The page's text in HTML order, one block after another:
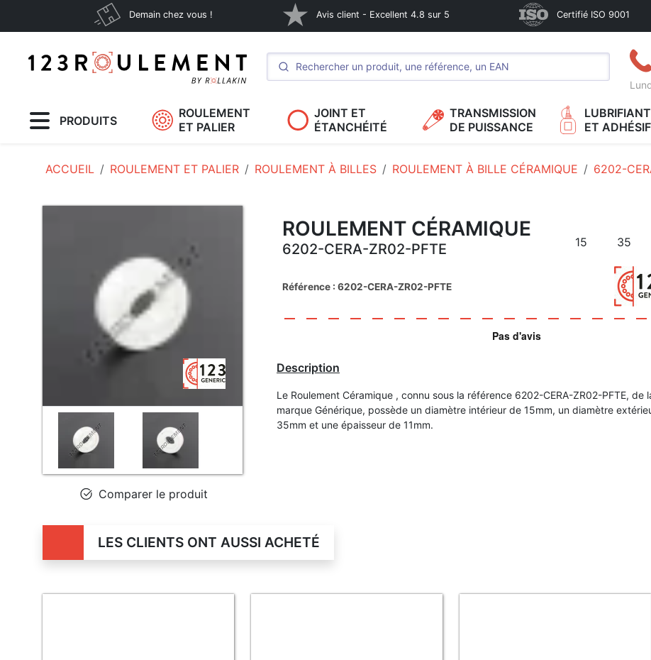
Demain chez vous ! Avis client - Excellent 4.8 sur 5 Certifié ISO 9001
PRODUITS
ROULEMENT
ET PALIER
JOINT ET
ÉTANCHÉITÉ
TRANSMISSION
DE PUISSANCE
LUBRIFIANT
ET ADHÉSIF
ACCUEIL ROULEMENT ET PALIER ROULEMENT À BILLES ROULEMENT À BILLE CÉRAMIQUE 6202-
Comparer le produit
ROULEMENT CÉRAMIQUE
6202-CERA-ZR02-PFTE 15 35
Référence : 6202-CERA-ZR02-PFTE
Description
Le Roulement Céramique , connu sous la référence 6202-CERA-ZR02-PFTE, de
marque Générique, possède un diamètre intérieur de 15mm, un diamètre
35mm et une épaisseur de 11mm.
LES CLIENTS ONT AUSSI ACHETÉ